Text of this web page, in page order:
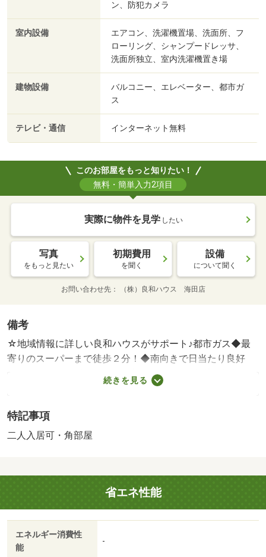
ン、防犯カメラ
室内設備
エアコン、洗濯機置場、洗面所、フ
ローリング、シャンプードレッサ、
洗面所独立、室内洗濯機置き場
建物設備
バルコニー、エレベーター、都市ガ
ス
テレビ・通信 インターネット無料
このお部屋をもっと知りたい！
無料・簡単入力2項目
実際に物件を見学 したい
写真
をもっと見たい
初期費用
を聞く
設備
について聞く
お問い合わせ先 （株）良和ハウス 海田店
備考
☆地域情報に詳しい良和ハウスがサポート♪都市ガス◆最
寄りのスーパーまで徒歩２分！◆南向きで日当たり良好
♪◆ネット使用料無料◆不在時にうれしい・賃貸保証等：
加入要（要確認）・広島のお部屋探しなら良和ハウス！管
タッフがお部屋探しをサポート！Ｗｅｂ内覧やお待ち合わ
せでのご案内も行っております♪お気軽にお問い合わせくだ
続きを見る
特記事項
二人入居可・角部屋
省エネ性能
エネルギー消費性
能
-